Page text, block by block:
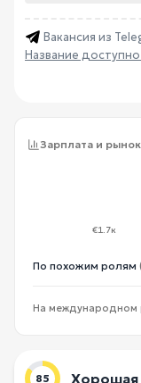
Вакансия из
Название
Зарплата и рынок
€1.7к
По похожим ролям
На международном
85 Хорошая